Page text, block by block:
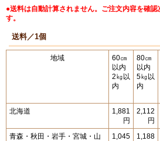
●送料は自動計算されません。ご注文内容を確
す。
送料／1個
地域
60㎝
以内
2㎏以
内
80㎝
以内
5㎏以
内
北海道
1,881
円
2,112
円
青森・秋田・岩手・宮城・山
1,045
1,188